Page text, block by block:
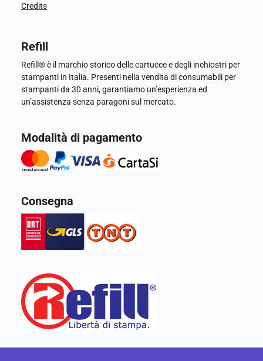
Credits
Refill
Refill® è il marchio storico delle cartucce e degli inchiostri per
stampanti in Italia. Presenti nella vendita di consumabili per
stampanti da 30 anni, garantiamo un’esperienza ed
un’assistenza senza paragoni sul mercato.
Modalità di pagamento
Consegna